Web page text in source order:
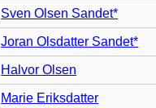
Sven Olsen Sandet*
Joran Olsdatter Sandet*
Halvor Olsen
Marie Eriksdatter